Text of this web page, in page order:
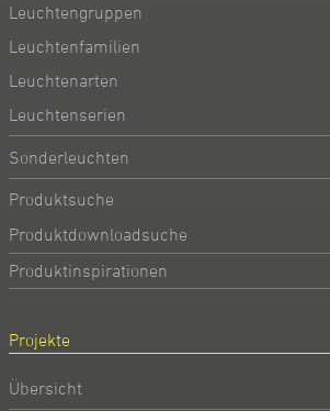
Leuchtengruppen
Leuchtenfamilien
Leuchtenarten
Leuchtenserien
Sonderleuchten
Produktsuche
Produktdownloadsuche
Produktinspirationen
Projekte
Übersicht